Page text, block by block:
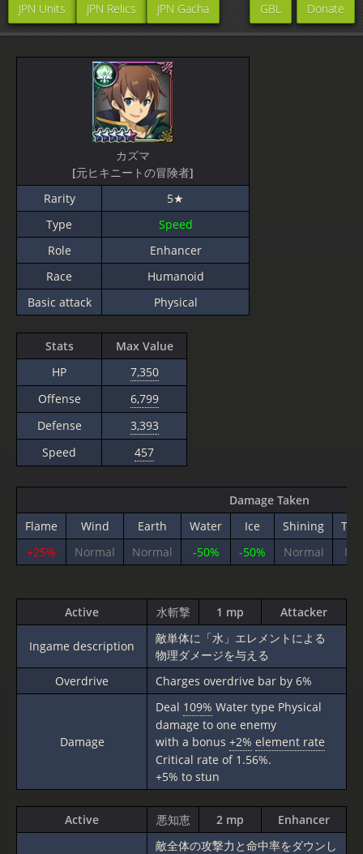
JPN Units JPN Relics JPN Gacha Donate
GBL
カズマ
[元ヒキニートの冒険者]
Rarity
5★
Type
Speed
Role
Enhancer
Race
Humanoid
Basic attack
Physical
Stats
Max Value
HP
7,350
Offense
6,799
Defense
3,393
Speed
457
Damage Taken
Flame
Wind Earth Water Ice Shining
+25%
Normal Normal -50% -50% Normal
Active 水斬撃 1 mp Attacker
Ingame description
敵単体に「水」エレメントによる
物理ダメージを与える
Overdrive
Charges overdrive bar by 6%
Damage
Deal 109% Water type Physical
damage to one enemy
with a bonus +2% element rate
Critical rate of 1.56%.
+5% to stun
Active 悪知恵 2 mp Enhancer
敵全体の攻撃力と命中率をダウンし